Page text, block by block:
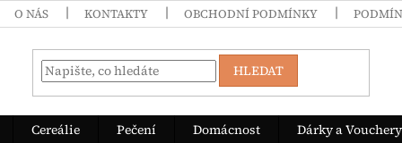
O NÁS KONTAKTY OBCHODNÍ PODMÍNKY
HLEDAT
Cereálie Pečení Domácnost Dárky a Vouchery